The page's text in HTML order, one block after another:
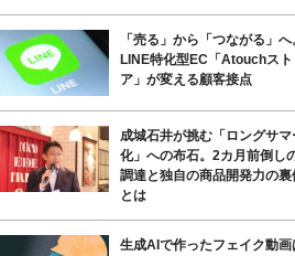
「売る」から「つながる」へ
LINE特化型EC「Atouchスト
ア」が変える顧客接点
成城石井が挑む「ロングサマ
化」への布石。2カ月前倒し
調達と独自の商品開発力の裏
とは
生成AIで作ったフェイク動画